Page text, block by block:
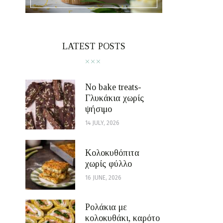
LATEST POSTS
No bake treats-
Γλυκάκια χωρίς
ψήσιμο
14 JULY, 2026
Κολοκυθόπιτα
χωρίς φύλλο
16 JUNE, 2026
Ρολάκια με
κολοκυθάκι, καρότο